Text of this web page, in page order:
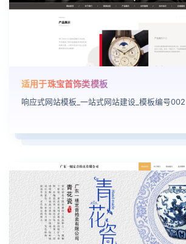
适用于珠宝首饰类模板
响应式网站模板_一站式网站建设_模板编号002